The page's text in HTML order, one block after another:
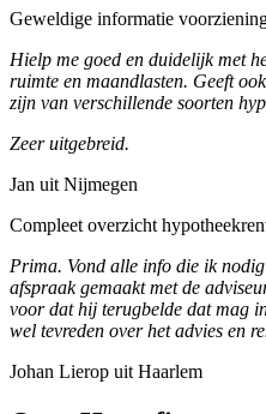
Geweldige informatie
Hielp me goed en duidelijk met
ruimte en maandlasten. Geeft
zijn van verschillende soorten
Zeer uitgebreid.
Jan uit Nijmegen
Compleet overzicht
Prima. Vond alle info die ik
afspraak gemaakt met de
voor dat hij terugbelde dat mag
wel tevreden over het advies en
Johan Lierop uit Haarlem